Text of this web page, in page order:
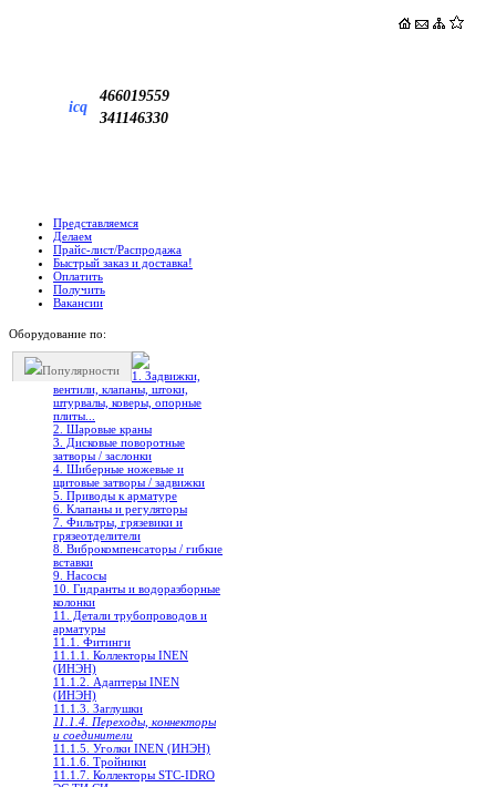
icq
466019559
341146330
Представляемся
Делаем
Прайс-лист/Распродажа
Быстрый заказ и доставка!
Оплатить
Получить
Вакансии
Оборудование по:
Популярности
1. Задвижки,
вентили, клапаны, штоки,
штурвалы, коверы, опорные
плиты...
2. Шаровые краны
3. Дисковые поворотные
затворы / заслонки
4. Шиберные ножевые и
щитовые затворы / задвижки
5. Приводы к арматуре
6. Клапаны и регуляторы
7. Фильтры, грязевики и
грязеотделители
8. Виброкомпенсаторы / гибкие
вставки
9. Насосы
10. Гидранты и водоразборные
колонки
11. Детали трубопроводов и
арматуры
11.1. Фитинги
11.1.1. Коллекторы INEN
(ИНЭН)
11.1.2. Адаптеры INEN
(ИНЭН)
11.1.3. Заглушки
11.1.4. Переходы, коннекторы
и соединители
11.1.5. Уголки INEN (ИНЭН)
11.1.6. Тройники
11.1.7. Коллекторы STC-IDRO